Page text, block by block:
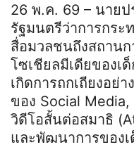
26 พ.ค. 69 – นายป
รัฐมนตรีว่าการกระ
สื่อมวลชนถึงสถาน
โซเชียลมีเดียของเ
เกิดการถกเถียงอย่
ของ Social
วิดีโอสั้นต่อสมาธิ
และพัฒนาการของเ